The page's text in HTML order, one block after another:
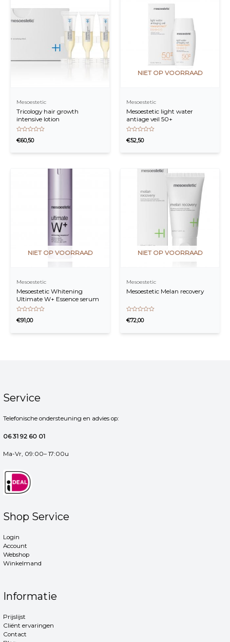
Mesoestetic
Tricology hair growth
intensive lotion
0
5
€60,50
NIET OP VOORRAAD
Mesoestetic
Mesoestetic light water
antiage veil 50+
0
5
€52,50
NIET OP VOORRAAD
Mesoestetic
Mesoestetic Whitening
Ultimate W+ Essence serum
Waardering
0
5
€91,00
NIET OP VOORRAAD
Mesoestetic
Mesoestetic Melan recovery
Waardering
0
5
€72,00
Service
Telefonische ondersteuning en advies op:
06 31 92 60 01
Ma-Vr, 09:00– 17:00u
Shop Service
Login
Account
Webshop
Winkelmand
Informatie
Prijslijst
Cliënt ervaringen
Contact